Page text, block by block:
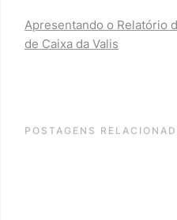
Apresentando o Relatório
de Caixa da Valis
POSTAGENS